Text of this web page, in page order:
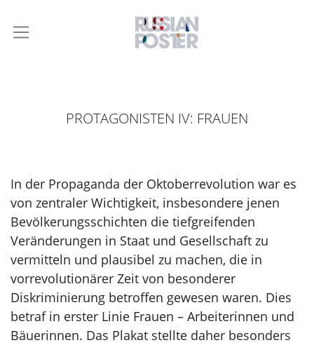
PROTAGONISTEN IV: FRAUEN
In der Propaganda der Oktoberrevolution war es
von zentraler Wichtigkeit, insbesondere jenen
Bevölkerungsschichten die tiefgreifenden
Veränderungen in Staat und Gesellschaft zu
vermitteln und plausibel zu machen, die in
vorrevolutionärer Zeit von besonderer
Diskriminierung betroffen gewesen waren. Dies
betraf in erster Linie Frauen – Arbeiterinnen und
Bäuerinnen. Das Plakat stellte daher besonders